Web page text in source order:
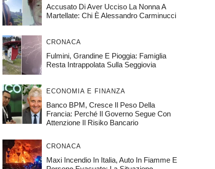
Accusato Di Aver Ucciso La Nonna A
Martellate: Chi È Alessandro Carminucci
CRONACA
Fulmini, Grandine E Pioggia: Famiglia
Resta Intrappolata Sulla Seggiovia
ECONOMIA E FINANZA
Banco BPM, Cresce Il Peso Della
Francia: Perché Il Governo Segue Con
Attenzione Il Risiko Bancario
CRONACA
Maxi Incendio In Italia, Auto In Fiamme E